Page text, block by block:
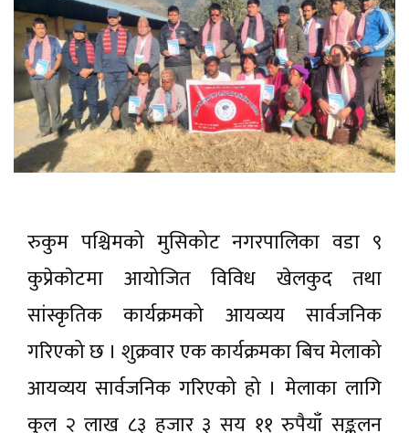
रुकुम पश्चिमको मुसिकोट नगरपालिका वडा ९
कुप्रेकाेटमा आयोजित विविध खेलकुद तथा
सांस्कृतिक कार्यक्रमको आयव्यय सार्वजनिक
गरिएको छ । शुक्रवार एक कार्यक्रमका बिच मेलाको
आयव्यय सार्वजनिक गरिएको हो । मेलाका लागि
कुल २ लाख ८३ हजार ३ सय ११ रुपैयाँ सङ्कलन